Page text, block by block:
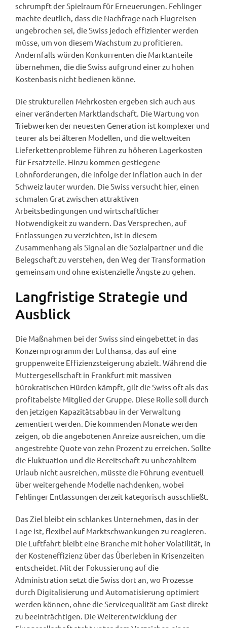
schrumpft der Spielraum für Erneuerungen. Fehlinger
machte deutlich, dass die Nachfrage nach Flugreisen
ungebrochen sei, die Swiss jedoch effizienter werden
müsse, um von diesem Wachstum zu profitieren.
Andernfalls würden Konkurrenten die Marktanteile
übernehmen, die die Swiss aufgrund einer zu hohen
Kostenbasis nicht bedienen könne.
Die strukturellen Mehrkosten ergeben sich auch aus
einer veränderten Marktlandschaft. Die Wartung von
Triebwerken der neuesten Generation ist komplexer und
teurer als bei älteren Modellen, und die weltweiten
Lieferkettenprobleme führen zu höheren Lagerkosten
für Ersatzteile. Hinzu kommen gestiegene
Lohnforderungen, die infolge der Inflation auch in der
Schweiz lauter wurden. Die Swiss versucht hier, einen
schmalen Grat zwischen attraktiven
Arbeitsbedingungen und wirtschaftlicher
Notwendigkeit zu wandern. Das Versprechen, auf
Entlassungen zu verzichten, ist in diesem
Zusammenhang als Signal an die Sozialpartner und die
Belegschaft zu verstehen, den Weg der Transformation
gemeinsam und ohne existenzielle Ängste zu gehen.
Langfristige Strategie und
Ausblick
Die Maßnahmen bei der Swiss sind eingebettet in das
Konzernprogramm der Lufthansa, das auf eine
gruppenweite Effizienzsteigerung abzielt. Während die
Muttergesellschaft in Frankfurt mit massiven
bürokratischen Hürden kämpft, gilt die Swiss oft als das
profitabelste Mitglied der Gruppe. Diese Rolle soll durch
den jetzigen Kapazitätsabbau in der Verwaltung
zementiert werden. Die kommenden Monate werden
zeigen, ob die angebotenen Anreize ausreichen, um die
angestrebte Quote von zehn Prozent zu erreichen. Sollte
die Fluktuation und die Bereitschaft zu unbezahltem
Urlaub nicht ausreichen, müsste die Führung eventuell
über weitergehende Modelle nachdenken, wobei
Fehlinger Entlassungen derzeit kategorisch ausschließt.
Das Ziel bleibt ein schlankes Unternehmen, das in der
Lage ist, flexibel auf Marktschwankungen zu reagieren.
Die Luftfahrt bleibt eine Branche mit hoher Volatilität, in
der Kosteneffizienz über das Überleben in Krisenzeiten
entscheidet. Mit der Fokussierung auf die
Administration setzt die Swiss dort an, wo Prozesse
durch Digitalisierung und Automatisierung optimiert
werden können, ohne die Servicequalität am Gast direkt
zu beeinträchtigen. Die Weiterentwicklung der